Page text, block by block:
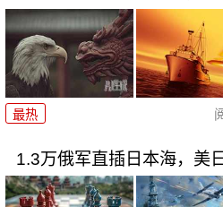
最热
1.3万俄军直插日本海，美